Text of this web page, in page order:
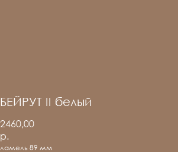
БЕЙРУТ II белый
2460,00
р.
ламель 89 мм